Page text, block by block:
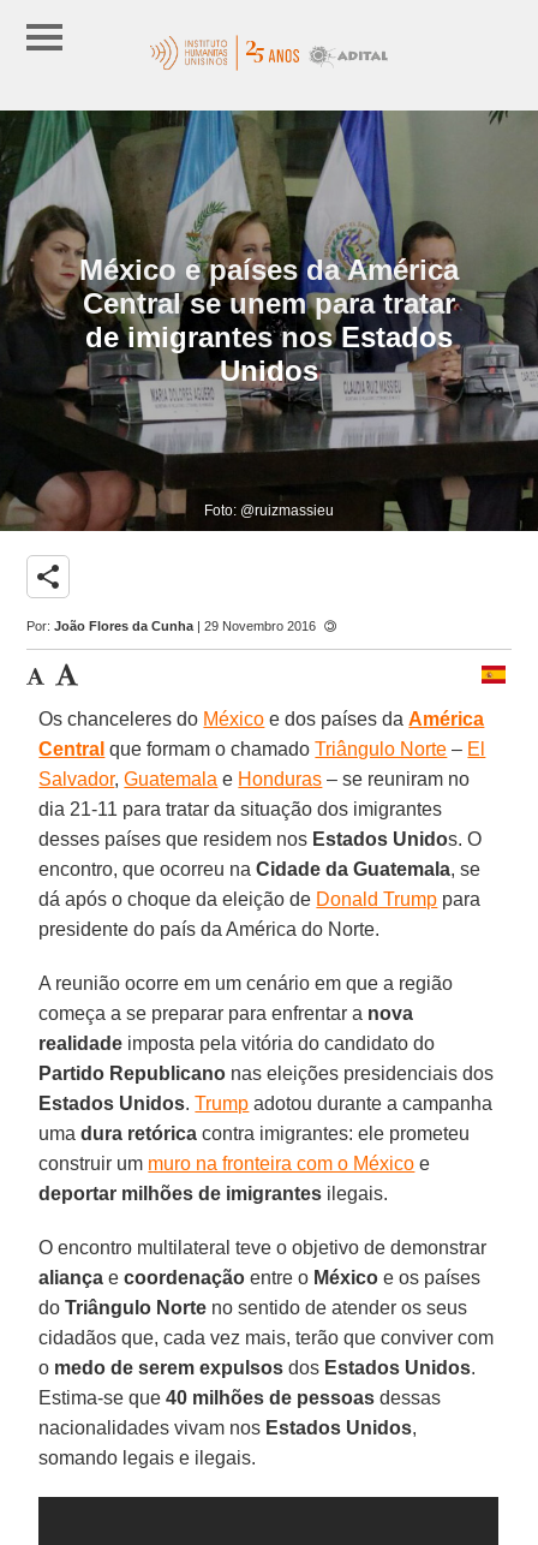
México e países da América
Central se unem para tratar
de imigrantes nos Estados
Unidos
Foto: @ruizmassieu
share
Por:João Flores da Cunha | 29 Novembro 2016
Os chanceleres do México e dos países daAmérica
Central que formam o chamadoTriângulo Norte – El
Salvador,Guatemala e Honduras – se reuniram no
dia 21-11 para tratar da situação dos imigrantes
desses países que residem nos Estados Unidos. O
encontro, que ocorreu naCidade da Guatemala, se
dá após o choque da eleição de Donald Trump para
presidente do país da América do Norte.
A reunião ocorre em um cenário em que a região
começa a se preparar para enfrentar a nova
realidade imposta pela vitória do candidato do
Partido Republicano nas eleições presidenciais dos
Estados Unidos.Trump adotou durante a campanha
umadura retórica contra imigrantes: ele prometeu
construir um muro na fronteira com o México e
deportar milhões de imigrantes ilegais.
O encontro multilateral teve o objetivo de demonstrar
aliança ecoordenação entre o México e os países
doTriângulo Norte no sentido de atender os seus
cidadãos que, cada vez mais, terão que conviver com
o medo de serem expulsos dos Estados Unidos.
Estima-se que40 milhões de pessoas dessas
nacionalidades vivam nos Estados Unidos,
somando legais e ilegais.